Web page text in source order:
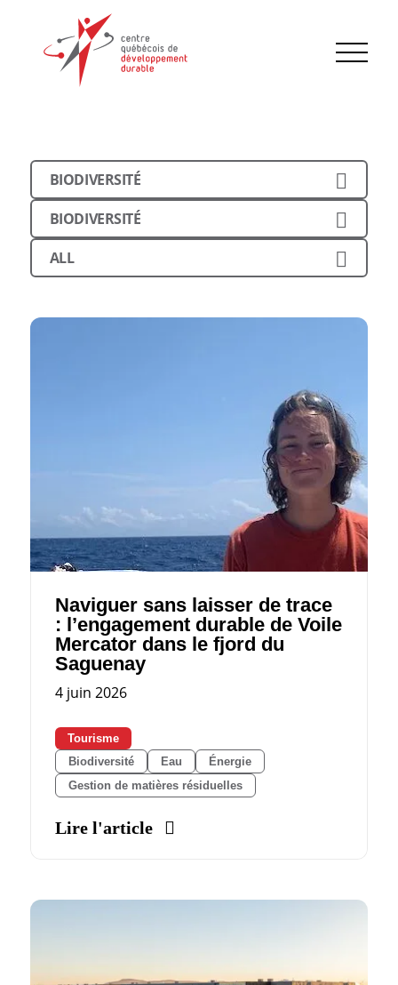
BIODIVERSITÉ
BIODIVERSITÉ
ALL
Naviguer sans laisser de trace
: l’engagement durable de Voile
Mercator dans le fjord du
Saguenay
4 juin 2026
Tourisme
Biodiversité
Eau
Énergie
Gestion de matières résiduelles
Lire l'article